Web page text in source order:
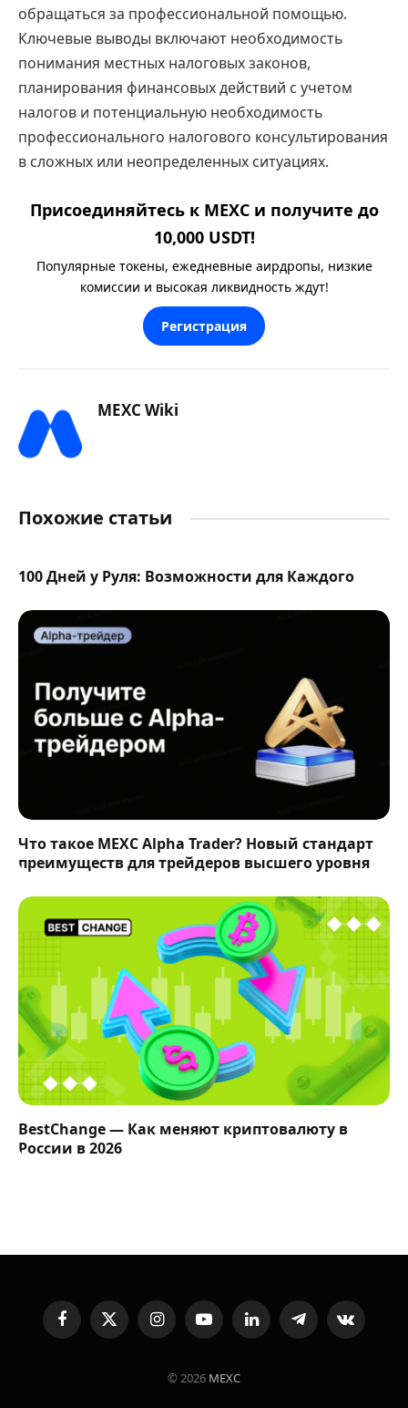
обращаться за профессиональной помощью.
Ключевые выводы включают необходимость
понимания местных налоговых законов,
планирования финансовых действий с учетом
налогов и потенциальную необходимость
профессионального налогового консультирования
в сложных или неопределенных ситуациях.
Присоединяйтесь к MEXC и получите до
10,000 USDT!
Популярные токены, ежедневные аирдропы, низкие
комиссии и высокая ликвидность ждут!
Регистрация
MEXC Wiki
Похожие статьи
100 Дней у Руля: Возможности для Каждого
Что такое MEXC Alpha Trader? Новый стандарт
преимуществ для трейдеров высшего уровня
BestChange — Как меняют криптовалюту в
России в 2026
FacebookX
(Twitter)
InstagramYouTubeLinkedInTelegramVKontakte
© 2026 MEXC